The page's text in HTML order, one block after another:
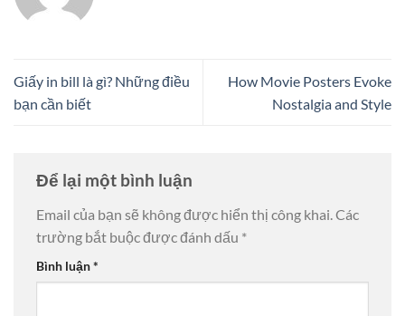
Giấy in bill là gì? Những điều
bạn cần biết
How Movie Posters Evoke
Nostalgia and Style
Để lại một bình luận
Email của bạn sẽ không được hiển thị công khai.Các
trường bắt buộc được đánh dấu *
Bình luận*